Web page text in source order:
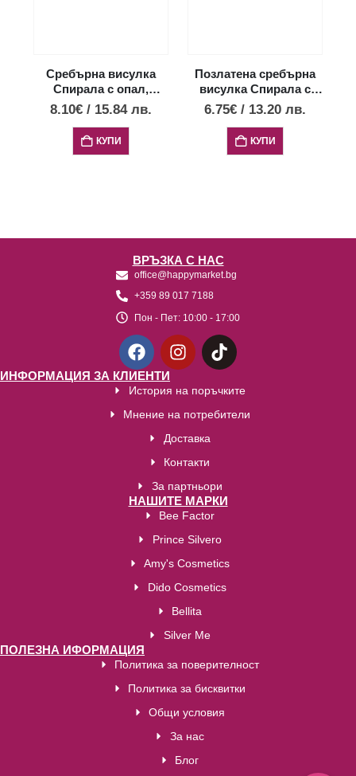
Сребърна висулка
Спирала с опал,
малък размер
8.10€ / 15.84 лв.
КУПИ
Позлатена сребърна
висулка Спирала с
опал, малък размер
6.75€ / 13.20 лв.
КУПИ
ВРЪЗКА С НАС
office@happymarket.bg
+359 89 017 7188
Пон - Пет: 10:00 - 17:00
ИНФОРМАЦИЯ ЗА КЛИЕНТИ
История на поръчките
Мнение на потребители
Доставка
Контакти
За партньори
НАШИТЕ МАРКИ
Bee Factor
Prince Silvero
Amy's Cosmetics
Dido Cosmetics
Bellita
Silver Me
ПОЛЕЗНА ИФОРМАЦИЯ
Политика за поверителност
Политика за бисквитки
Общи условия
За нас
Блог